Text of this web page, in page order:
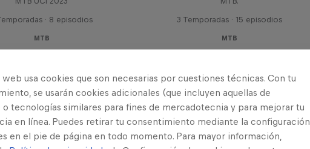
· 8 episodios
MTB
3 Temporadas · 15 episodios
MTB
usa cookies que son necesarias por cuestiones técnicas. Con tu
se usarán cookies adicionales (que incluyen aquellas de
tecnologías similares para fines de mercadotecnia y para mejorar tu
en línea. Puedes retirar tu consentimiento mediante la configuración
en el pie de página en todo momento. Para mayor información,